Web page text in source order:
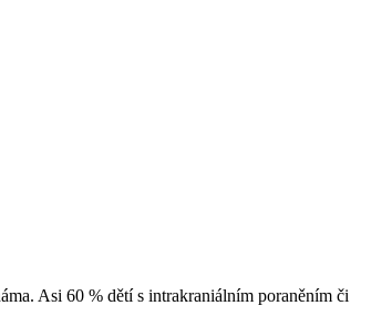
Asi 60 % dětí s intrakraniálním poraněním či